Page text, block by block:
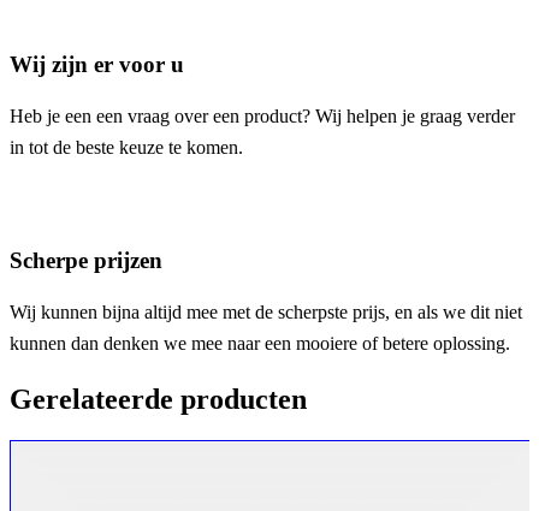
Wij zijn er voor u
Heb je een een vraag over een product? Wij helpen je graag verder
in tot de beste keuze te komen.
Scherpe prijzen
Wij kunnen bijna altijd mee met de scherpste prijs, en als we dit niet
kunnen dan denken we mee naar een mooiere of betere oplossing.
Gerelateerde producten